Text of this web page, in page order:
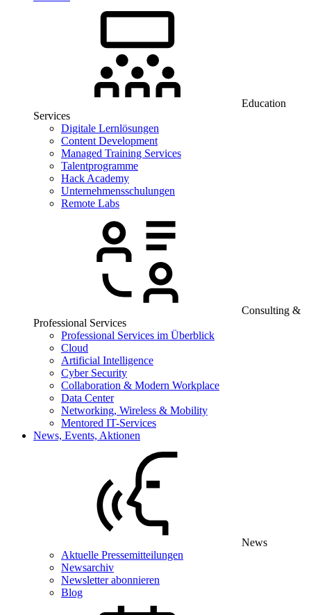
Education
Services
Digitale Lernlösungen
Content Development
Managed Training Services
Talentprogramme
Hack Academy
Unternehmensschulungen
Remote Labs
Consulting &
Professional Services
Professional Services im Überblick
Cloud
Artificial Intelligence
Cyber Security
Collaboration & Modern Workplace
Data Center
Networking, Wireless & Mobility
Mentored IT-Services
News, Events, Aktionen
News
Aktuelle Pressemitteilungen
Newsarchiv
Newsletter abonnieren
Blog